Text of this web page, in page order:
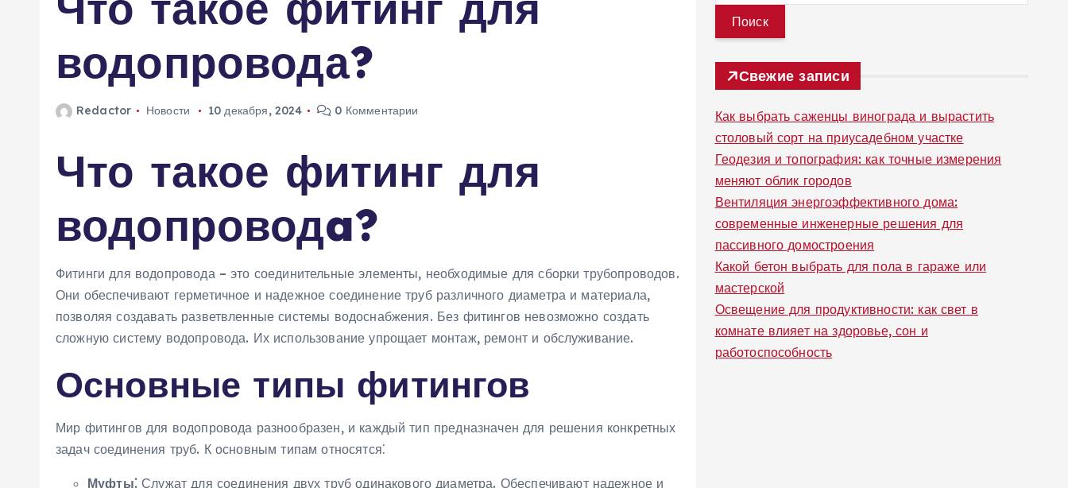
водопровода?
Redactor Новости 10 декабря, 2024 0 Комментарии
Что такое фитинг для
водопроводa?
Фитинги для водопровода – это соединительные элементы‚ необходимые для сборки трубопроводов.
Они обеспечивают герметичное и надежное соединение труб различного диаметра и материала‚
позволяя создавать разветвленные системы водоснабжения. Без фитингов невозможно создать
сложную систему водопровода. Их использование упрощает монтаж‚ ремонт и обслуживание.
Основные типы фитингов
Мир фитингов для водопровода разнообразен‚ и каждый тип предназначен для решения конкретных
задач соединения труб. К основным типам относятся⁚
Муфты⁚Служат для соединения двух труб одинакового диаметра. Обеспечивают надежное и
т
и
Свежие записи
Как выбрать саженцы винограда и вырастить
столовый сорт на приусадебном участке
Геодезия и топография: как точные измерения
меняют облик городов
Вентиляция энергоэффективного дома:
современные инженерные решения для
пассивного домостроения
Какой бетон выбрать для пола в гараже или
мастерской
Освещение для продуктивности: как свет в
комнате влияет на здоровье, сон и
работоспособность